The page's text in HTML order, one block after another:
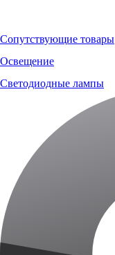
Сопутствующие товары
Освещение
Светодиодные лампы